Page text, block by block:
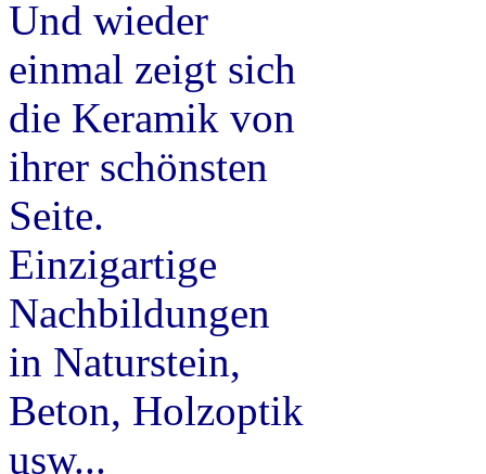
Und wieder
einmal zeigt sich
die Keramik von
ihrer schönsten
Seite.
Einzigartige
Nachbildungen
in Naturstein,
Beton, Holzoptik
usw...